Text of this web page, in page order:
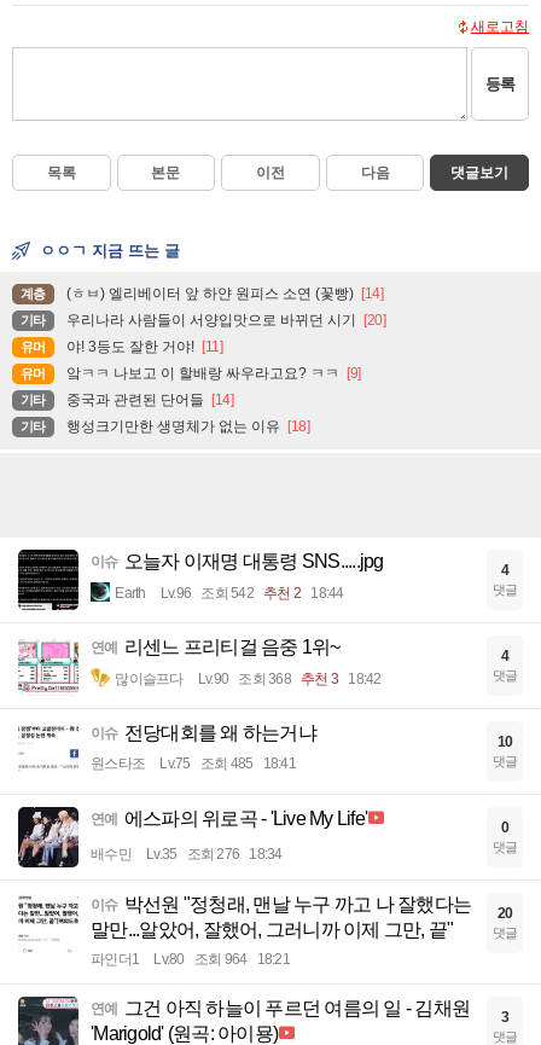
새로고침
등록
목록 본문 이전 다음 댓글보기
ㅇㅇㄱ 지금 뜨는 글
계층 (ㅎㅂ) 엘리베이터 앞 하얀 원피스 소연 (꽃빵) [14]
기타 우리나라 사람들이 서양입맛으로 바뀌던 시기 [20]
유머 야! 3등도 잘한 거야! [11]
유머 앜ㅋㅋ 나보고 이 할배랑 싸우라고요? ㅋㅋ [9]
기타 중국과 관련된 단어들 [14]
기타 행성크기만한 생명체가 없는 이유 [18]
이슈 오늘자 이재명 대통령 SNS.....jpg
Earth Lv.96 조회 542 추천 2 18:44
4
댓글
연예 리센느 프리티걸 음중 1위~
많이슬프다 Lv.90 조회 368 추천 3 18:42
4
댓글
이슈 전당대회를 왜 하는거냐
원스타조 Lv.75 조회 485 18:41
10
댓글
연예 에스파의 위로곡 - 'Live My Life'
배수민 Lv.35 조회 276 18:34
0
댓글
이슈 박선원 "정청래, 맨날 누구 까고 나 잘했다는
말만...알았어, 잘했어, 그러니까 이제 그만, 끝"
파인더1 Lv.80 조회 964 18:21
20
댓글
연예
그건 아직 하늘이 푸르던 여름의 일 - 김채원
'Marigold' (원곡: 아이묭)
3
댓글